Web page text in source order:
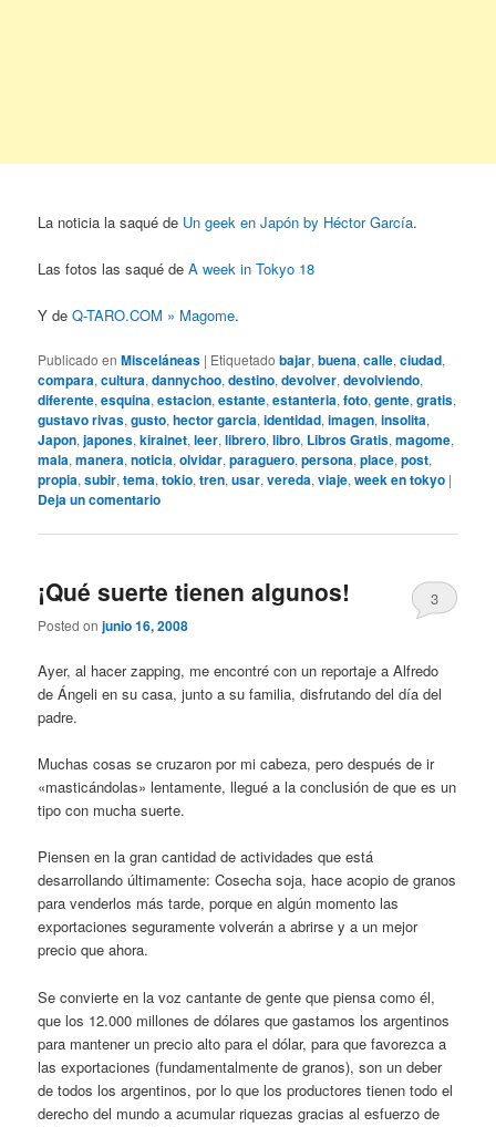
La noticia la saqué de Un geek en Japón by Héctor García.
Las fotos las saqué deA week in Tokyo 18
Y deQ-TARO.COM » Magome.
Publicado en Misceláneas | Etiquetado bajar,buena,calle,ciudad,
compara,cultura,dannychoo,destino,devolver,devolviendo,
diferente,esquina,estacion,estante,estanteria,foto,gente,gratis,
gustavo rivas,gusto,hector garcia,identidad,imagen,insolita,
Japon,japones,kirainet,leer,librero,libro, Libros Gratis,magome,
mala,manera,noticia,olvidar,paraguero,persona,place,post,
propia,subir,tema,tokio,tren,usar,vereda,viaje,week en tokyo |
Deja un comentario
¡Qué suerte tienen algunos!
Posted onjunio 16, 2008
3
Ayer, al hacer zapping, me encontré con un reportaje a Alfredo
de Ángeli en su casa, junto a su familia, disfrutando del día del
padre.
Muchas cosas se cruzaron por mi cabeza, pero después de ir
«masticándolas» lentamente, llegué a la conclusión de que es un
tipo con mucha suerte.
Piensen en la gran cantidad de actividades que está
desarrollando últimamente: Cosecha soja, hace acopio de granos
para venderlos más tarde, porque en algún momento las
exportaciones seguramente volverán a abrirse y a un mejor
precio que ahora.
Se convierte en la voz cantante de gente que piensa como él,
que los 12.000 millones de dólares que gastamos los argentinos
para mantener un precio alto para el dólar, para que favorezca a
las exportaciones (fundamentalmente de granos), son un deber
de todos los argentinos, por lo que los productores tienen todo el
derecho del mundo a acumular riquezas gracias al esfuerzo de